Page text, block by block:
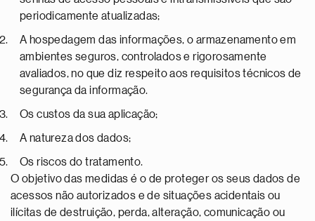
periodicamente atualizadas;
A hospedagem das informações, o armazenamento em
ambientes seguros, controlados e rigorosamente
avaliados, no que diz respeito aos requisitos técnicos de
segurança da informação.
Os custos da sua aplicação;
A natureza dos dados;
Os riscos do tratamento.
O objetivo das medidas é o de proteger os seus dados de
acessos não autorizados e de situações acidentais ou
ilícitas de destruição, perda, alteração, comunicação ou